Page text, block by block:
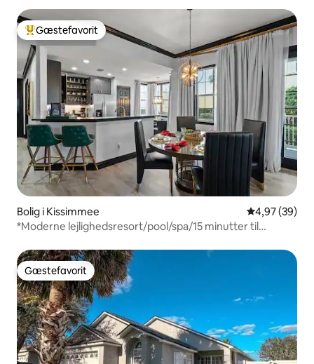
Bedste gæstefavorit
Gæstefavorit
Bolig i Kissimmee 4,97 ud af 5 i
4,97 (39)
*Moderne lejlighedsresort/pool/spa/15 minutter til
Gæstefavorit
Gæstefavorit